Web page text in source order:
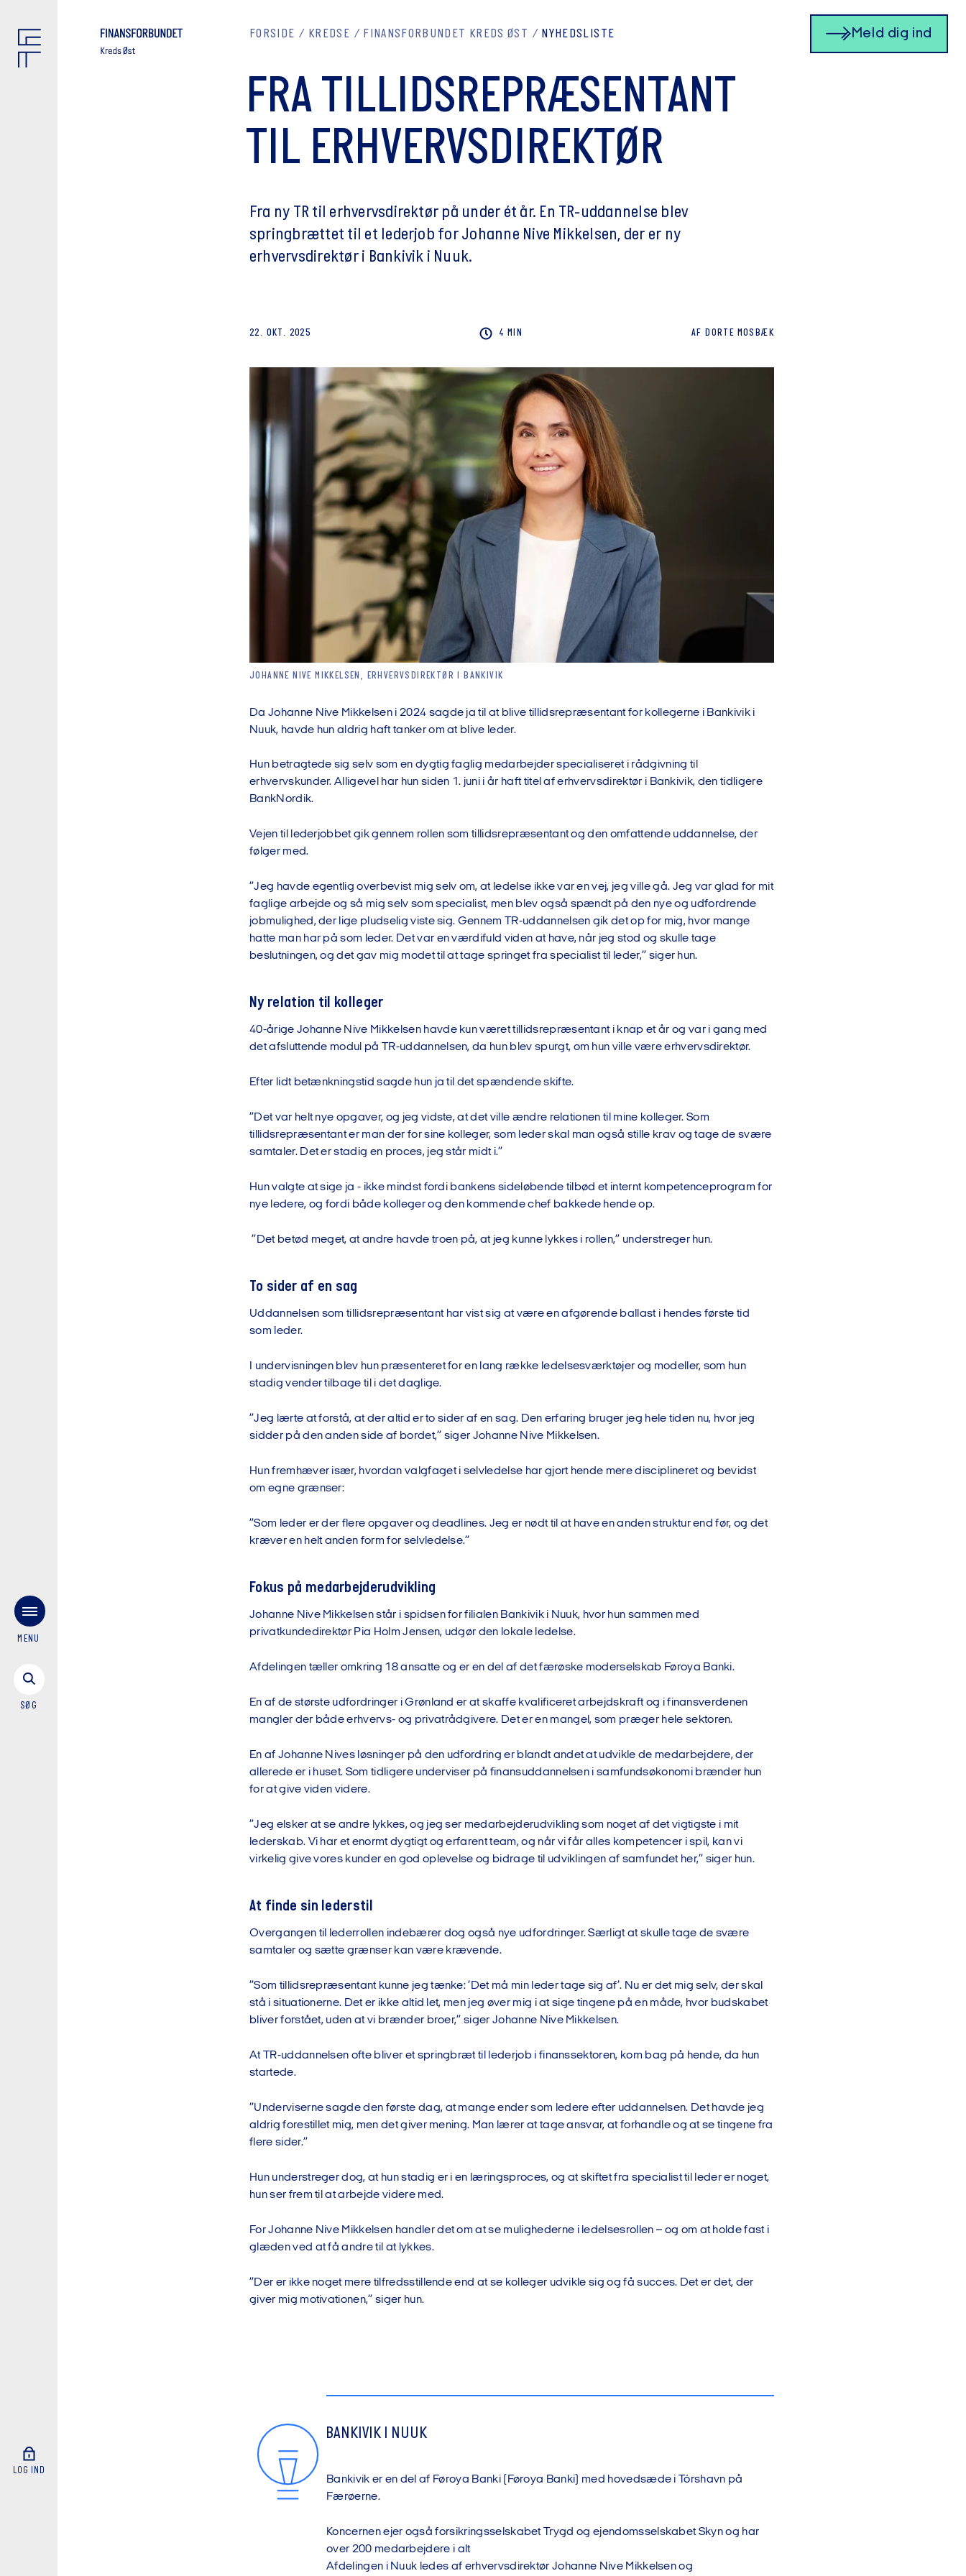
Meld dig ind
MENU
SØG
LOG IND
FORSIDE KREDSE FINANSFORBUNDET KREDS ØST NYHEDSLISTE
FRA TILLIDSREPRÆSENTANT
TIL ERHVERVSDIREKTØR
Fra ny TR til erhvervsdirektør på under ét år. En TR-uddannelse blev
springbrættet til et lederjob for Johanne Nive Mikkelsen, der er ny
erhvervsdirektør i Bankivik i Nuuk.
22. OKT. 2025 4 MIN AFDORTE MOSBÆK
JOHANNE NIVE MIKKELSEN, ERHVERVSDIREKTØR I BANKIVIK
Da Johanne Nive Mikkelsen i 2024 sagde ja til at blive tillidsrepræsentant for kollegerne i Bankivik i
Nuuk, havde hun aldrig haft tanker om at blive leder.
Hun betragtede sig selv som en dygtig faglig medarbejder specialiseret i rådgivning til
erhvervskunder. Alligevel har hun siden 1. juni i år haft titel af erhvervsdirektør i Bankivik, den tidligere
BankNordik.
Vejen til lederjobbet gik gennem rollen som tillidsrepræsentant og den omfattende uddannelse, der
følger med.
”Jeg havde egentlig overbevist mig selv om, at ledelse ikke var en vej, jeg ville gå. Jeg var glad for mit
faglige arbejde og så mig selv som specialist, men blev også spændt på den nye og udfordrende
jobmulighed, der lige pludselig viste sig. Gennem TR-uddannelsen gik det op for mig, hvor mange
hatte man har på som leder. Det var en værdifuld viden at have, når jeg stod og skulle tage
beslutningen, og det gav mig modet til at tage springet fra specialist til leder,” siger hun.
Ny relation til kolleger
40-årige Johanne Nive Mikkelsen havde kun været tillidsrepræsentant i knap et år og var i gang med
det afsluttende modul på TR-uddannelsen, da hun blev spurgt, om hun ville være erhvervsdirektør.
Efter lidt betænkningstid sagde hun ja til det spændende skifte.
”Det var helt nye opgaver, og jeg vidste, at det ville ændre relationen til mine kolleger. Som
tillidsrepræsentant er man der for sine kolleger, som leder skal man også stille krav og tage de svære
samtaler. Det er stadig en proces, jeg står midt i.”
Hun valgte at sige ja - ikke mindst fordi bankens sideløbende tilbød et internt kompetenceprogram for
nye ledere, og fordi både kolleger og den kommende chef bakkede hende op.
”Det betød meget, at andre havde troen på, at jeg kunne lykkes i rollen,” understreger hun.
To sider af en sag
Uddannelsen som tillidsrepræsentant har vist sig at være en afgørende ballast i hendes første tid
som leder.
I undervisningen blev hun præsenteret for en lang række ledelsesværktøjer og modeller, som hun
stadig vender tilbage til i det daglige.
”Jeg lærte at forstå, at der altid er to sider af en sag. Den erfaring bruger jeg hele tiden nu, hvor jeg
sidder på den anden side af bordet,” siger Johanne Nive Mikkelsen.
Hun fremhæver især, hvordan valgfaget i selvledelse har gjort hende mere disciplineret og bevidst
om egne grænser:
”Som leder er der flere opgaver og deadlines. Jeg er nødt til at have en anden struktur end før, og det
kræver en helt anden form for selvledelse.”
Fokus på medarbejderudvikling
Johanne Nive Mikkelsen står i spidsen for filialen Bankivik i Nuuk, hvor hun sammen med
privatkundedirektør Pia Holm Jensen, udgør den lokale ledelse.
Afdelingen tæller omkring 18 ansatte og er en del af det færøske moderselskab Føroya Banki.
En af de største udfordringer i Grønland er at skaffe kvalificeret arbejdskraft og i finansverdenen
mangler der både erhvervs- og privatrådgivere. Det er en mangel, som præger hele sektoren.
En af Johanne Nives løsninger på den udfordring er blandt andet at udvikle de medarbejdere, der
allerede er i huset. Som tidligere underviser på finansuddannelsen i samfundsøkonomi brænder hun
for at give viden videre.
”Jeg elsker at se andre lykkes, og jeg ser medarbejderudvikling som noget af det vigtigste i mit
lederskab. Vi har et enormt dygtigt og erfarent team, og når vi får alles kompetencer i spil, kan vi
virkelig give vores kunder en god oplevelse og bidrage til udviklingen af samfundet her,” siger hun.
At finde sin lederstil
Overgangen til lederrollen indebærer dog også nye udfordringer. Særligt at skulle tage de svære
samtaler og sætte grænser kan være krævende.
”Som tillidsrepræsentant kunne jeg tænke: ’Det må min leder tage sig af’. Nu er det mig selv, der skal
stå i situationerne. Det er ikke altid let, men jeg øver mig i at sige tingene på en måde, hvor budskabet
bliver forstået, uden at vi brænder broer,” siger Johanne Nive Mikkelsen.
At TR-uddannelsen ofte bliver et springbræt til lederjob i finanssektoren, kom bag på hende, da hun
startede.
”Underviserne sagde den første dag, at mange ender som ledere efter uddannelsen. Det havde jeg
aldrig forestillet mig, men det giver mening. Man lærer at tage ansvar, at forhandle og at se tingene fra
flere sider.”
Hun understreger dog, at hun stadig er i en læringsproces, og at skiftet fra specialist til leder er noget,
hun ser frem til at arbejde videre med.
For Johanne Nive Mikkelsen handler det om at se mulighederne i ledelsesrollen – og om at holde fast i
glæden ved at få andre til at lykkes.
”Der er ikke noget mere tilfredsstillende end at se kolleger udvikle sig og få succes. Det er det, der
giver mig motivationen,” siger hun.
BANKIVIK I NUUK
Bankivik er en del af Føroya Banki (Føroya Banki) med hovedsæde i Tórshavn på
Færøerne.
Koncernen ejer også forsikringsselskabet Trygd og ejendomsselskabet Skyn og har
over 200 medarbejdere i alt
Afdelingen i Nuuk ledes af erhvervsdirektør Johanne Nive Mikkelsen og